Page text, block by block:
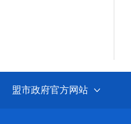
盟市政府官方网站